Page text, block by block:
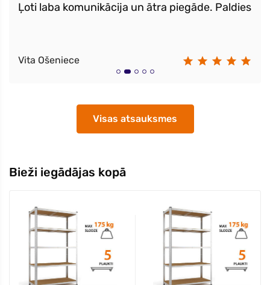
Ļoti laba komunikācija un ātra piegāde. Paldies
Vita Ošeniece
Visas atsauksmes
Bieži iegādājas kopā